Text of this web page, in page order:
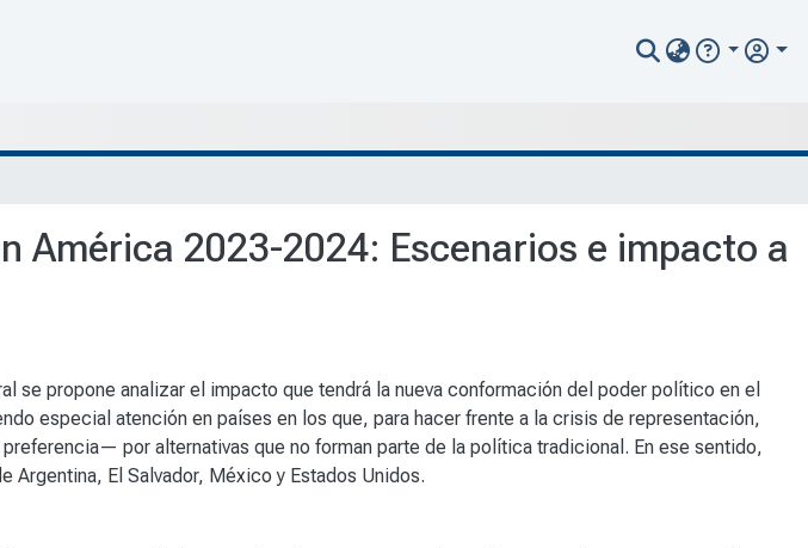
América 2023-2024: Escenarios e impacto a
se propone analizar el impacto que tendrá la nueva conformación del poder político en el
especial atención en países en los que, para hacer frente a la crisis de representación,
por alternativas que no forman parte de la política tradicional. En ese sentido,
Argentina, El Salvador, México y Estados Unidos.